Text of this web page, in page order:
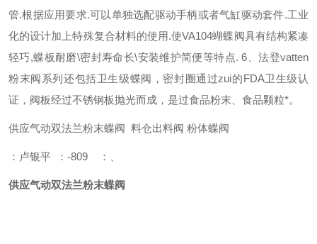
管.根据应用要求.可以单独选配驱动手柄或者气缸驱动套件.工业
化的设计加上特殊复合材料的使用.使VA104蝴蝶阀具有结构紧凑
轻巧,蝶板耐磨\密封寿命长\安装维护简便等特点. 6 、法登vatten
粉末阀系列还包括卫生级蝶阀，密封圈通过zui的FDA卫生级认
证，阀板经过不锈钢板抛光而成，是过食品粉末、食品颗粒*。
供应气动双法兰粉末蝶阀 料仓出料阀 粉体蝶阀
：卢银平 ： -809 ：
供应气动双法兰粉末蝶阀